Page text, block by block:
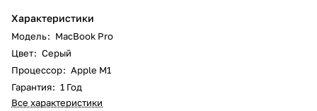
Характеристики
Модель: MacBook Pro
Цвет: Серый
Процессор: Apple M1
Гарантия: 1 Год
Все характеристики